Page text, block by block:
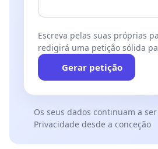
Escreva pelas suas próprias
redigirá uma petição sólida
Gerar petição
Os seus dados continuam a
Privacidade desde a conceção